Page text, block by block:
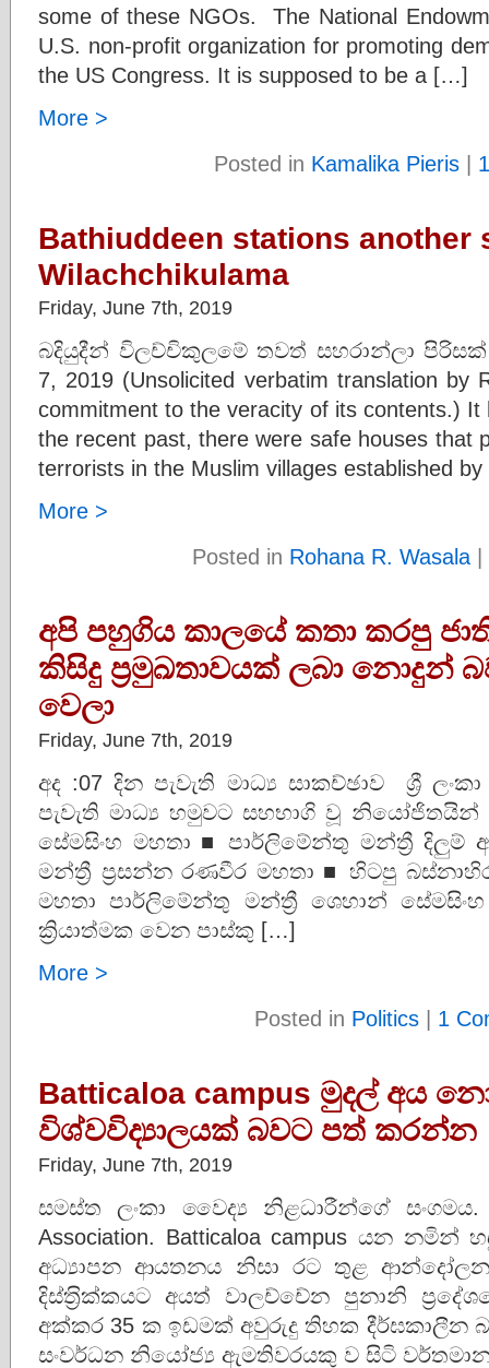
some of these NGOs. The National
U.S. non-profit organization for promoting
the US Congress. It is supposed to be a […]
More >
Posted in Kamalika Pieris |
Bathiuddeen stations another
Wilachchikulama
Friday, June 7th, 2019
බදියුදීන් විලච්චිකුලමේ තවත් සහරාන්ලා පිරිසක්
7, 2019 (Unsolicited verbatim translation by
commitment to the veracity of its contents.)
the recent past, there were safe houses that
terrorists in the Muslim villages established
More >
Posted in Rohana R. Wasala |
අපි පහුගිය කාලයේ කතා කරපු
කිසිදු ප්‍රමුඛතාවයක් ලබා නොදුන්
වෙලා
Friday, June 7th, 2019
අද :07 දින පැවැති මාධ්‍ය සාකච්ඡාව ශ්‍රී
පැවැති මාධ්‍ය හමුවට සහභාගි වූ
සේමසිංහ මහතා ■ පාර්ලිමේන්තු මන්ත්‍රී
මන්ත්‍රී ප්‍රසන්න රණවීර මහතා ■ හිටපු
මහතා පාර්ලිමේන්තු මන්ත්‍රී ශෙහාන්
ක්‍රියාත්මක වෙන පාස්කු […]
More >
Posted in Politics | 1
Batticaloa campus මුදල් අය
විශ්වවිද්‍යාලයක් බවට පත් කරන්න
Friday, June 7th, 2019
සමස්ත ලංකා වෛද්‍ය නිළධාරීන්ගේ සංගමය.
Association. Batticaloa campus යන
අධ්‍යාපන ආයතනය නිසා රට තුළ
දිස්ත‍්‍රික්කයට අයත් වාලච්චේන පුනානි
අක්කර 35 ක ඉඩමක් අවුරුදු තිහක දීර්ඝකාලීන
සංවර්ධන නියෝජ්‍ය ඇමතිවරයකු ව සිටි